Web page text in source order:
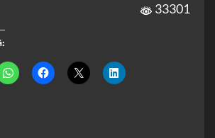
33301